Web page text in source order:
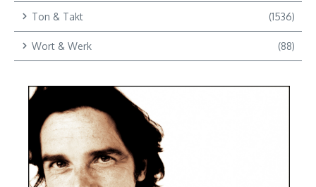
Ton & Takt (1536)
Wort & Werk (88)